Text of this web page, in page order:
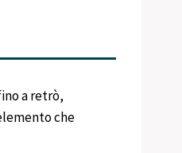
a retrò,
che